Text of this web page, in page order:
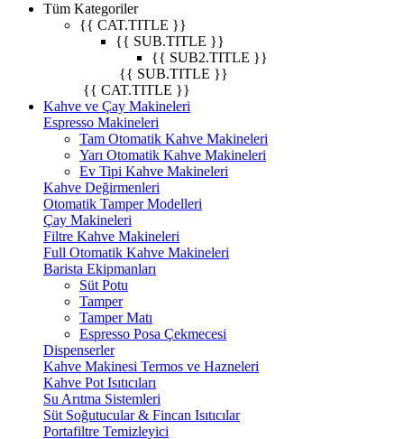
Tüm Kategoriler
{{ CAT.TITLE }}
{{ SUB.TITLE }}
{{ SUB2.TITLE }}
{{ SUB.TITLE }}
{{ CAT.TITLE }}
Kahve ve Çay Makineleri
Espresso Makineleri
Tam Otomatik Kahve Makineleri
Yarı Otomatik Kahve Makineleri
Ev Tipi Kahve Makineleri
Kahve Değirmenleri
Otomatik Tamper Modelleri
Çay Makineleri
Filtre Kahve Makineleri
Full Otomatik Kahve Makineleri
Barista Ekipmanları
Süt Potu
Tamper
Tamper Matı
Espresso Posa Çekmecesi
Dispenserler
Kahve Makinesi Termos ve Hazneleri
Kahve Pot Isıtıcıları
Su Arıtma Sistemleri
Süt Soğutucular & Fincan Isıtıcılar
Portafiltre Temizleyici